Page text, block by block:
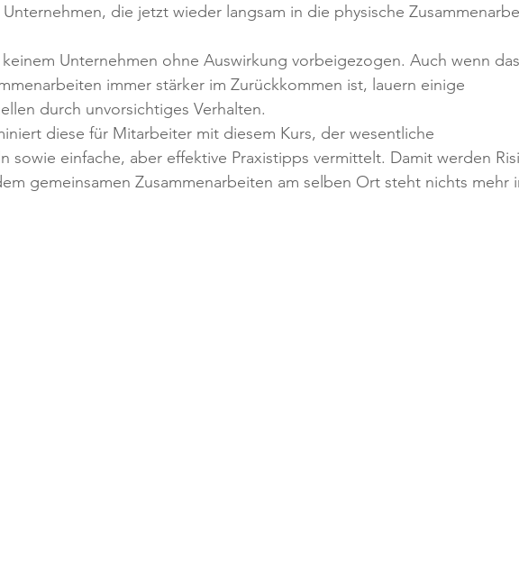
die jetzt wieder langsam in die physische
keinem Unternehmen ohne Auswirkung vorbeigezogen. Auch wenn
immer stärker im Zurückkommen ist, lauern einige
durch unvorsichtiges Verhalten.
diese für Mitarbeiter mit diesem Kurs, der wesentliche
sowie einfache, aber effektive Praxistipps vermittelt. Damit werden
gemeinsamen Zusammenarbeiten am selben Ort steht nichts mehr